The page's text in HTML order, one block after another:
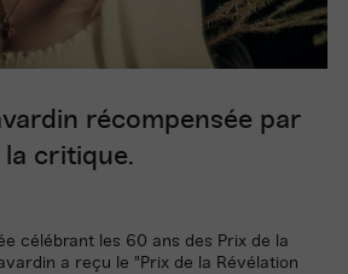
récompensée par
la critique.
célébrant les 60 ans des Prix de la
a reçu le "Prix de la Révélation